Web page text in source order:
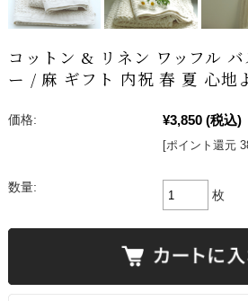
コットン & リネン ワッフル バ
ー / 麻 ギフト 内祝 春 夏 心地
価格: ¥3,850 (税込)
[ポイント還元
数量:
枚